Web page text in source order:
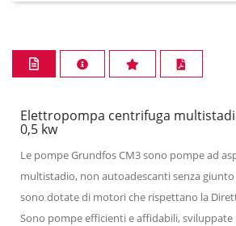
Elettropompa centrifuga
0,5 kw
Le pompe Grundfos CM3 sono pompe ad
multistadio, non autoadescanti senza
sono dotate di motori che rispettano la
Sono pompe efficienti e affidabili, sviluppate